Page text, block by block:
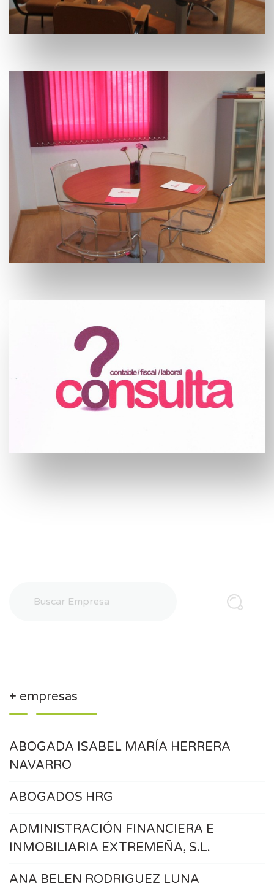
+ empresas
ABOGADA ISABEL MARÍA HERRERA
NAVARRO
ABOGADOS HRG
ADMINISTRACIÓN FINANCIERA E
INMOBILIARIA EXTREMEÑA, S.L.
ANA BELEN RODRIGUEZ LUNA